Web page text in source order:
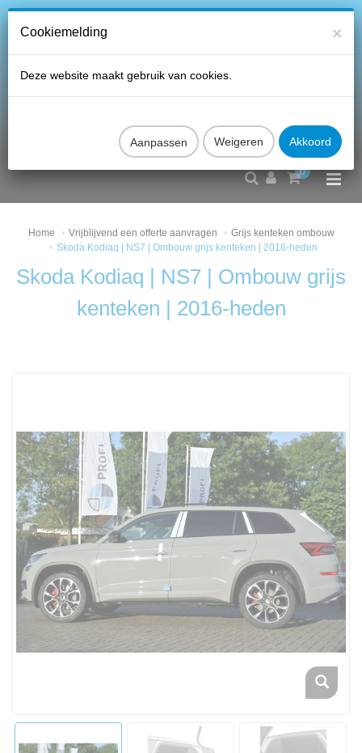
0
Home Vrijblijvend een offerte aanvragen
Grijs kenteken ombouw
Skoda Kodiaq | NS7 | Ombouw grijs kenteken | 2016-heden
Skoda Kodiaq | NS7 | Ombouw grijs
kenteken | 2016-heden
×
Cookiemelding
Deze website maakt gebruik van cookies.
Aanpassen